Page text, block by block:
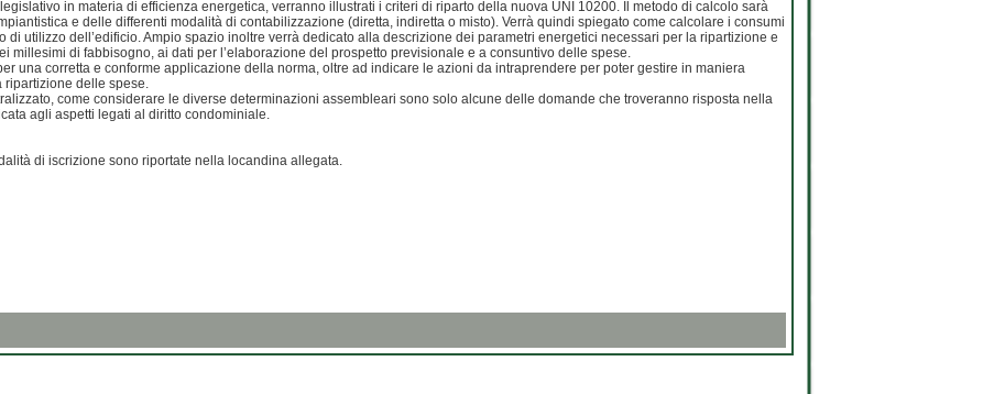
in materia di efficienza energetica, verranno illustrati i criteri di riparto della nuova UNI 10200. Il metodo di calcolo sarà
e delle differenti modalità di contabilizzazione (diretta, indiretta o misto). Verrà quindi spiegato come calcolare i consumi
utilizzo dell’edificio. Ampio spazio inoltre verrà dedicato alla descrizione dei parametri energetici necessari per la ripartizione e
millesimi di fabbisogno, ai dati per l’elaborazione del prospetto previsionale e a consuntivo delle spese.
una corretta e conforme applicazione della norma, oltre ad indicare le azioni da intraprendere per poter gestire in maniera
delle spese.
come considerare le diverse determinazioni assembleari sono solo alcune delle domande che troveranno risposta nella
agli aspetti legati al diritto condominiale.
di iscrizione sono riportate nella locandina allegata.